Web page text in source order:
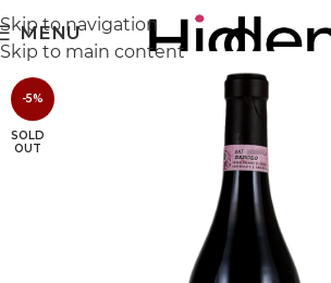
Skip to navigation
Skip to main content
MENU
-5%
SOLD
OUT